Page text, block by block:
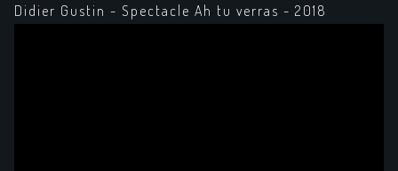
Didier Gustin - Spectacle Ah tu verras - 2018